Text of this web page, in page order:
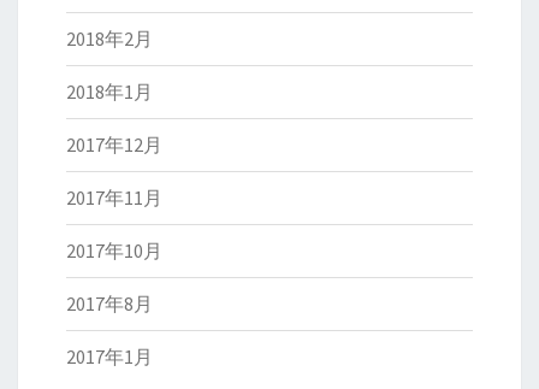
2018年2月
2018年1月
2017年12月
2017年11月
2017年10月
2017年8月
2017年1月